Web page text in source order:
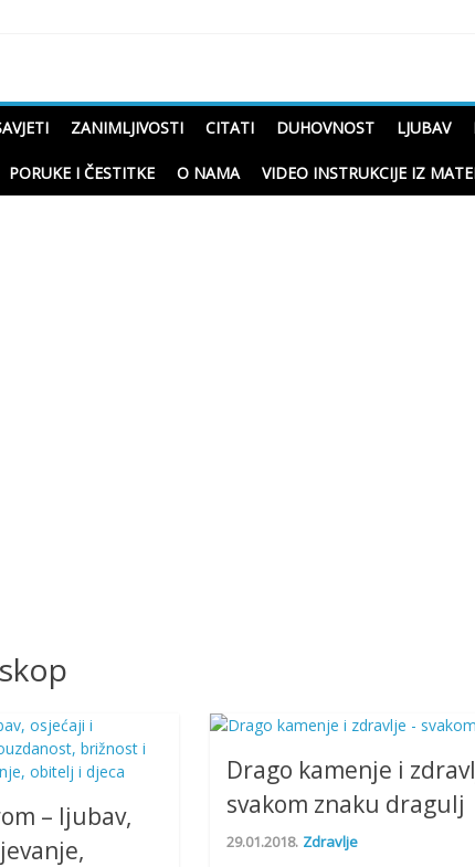
Priče
ZANIMLJIVOSTI CITATI DUHOVNOST LJUBAV
PORUKE I ČESTITKE O NAMA VIDEO INSTRUKCIJE IZ
– ljubav,
Drago kamenje i
svakom znaku dragulj
29.01.2018. Zdravlje